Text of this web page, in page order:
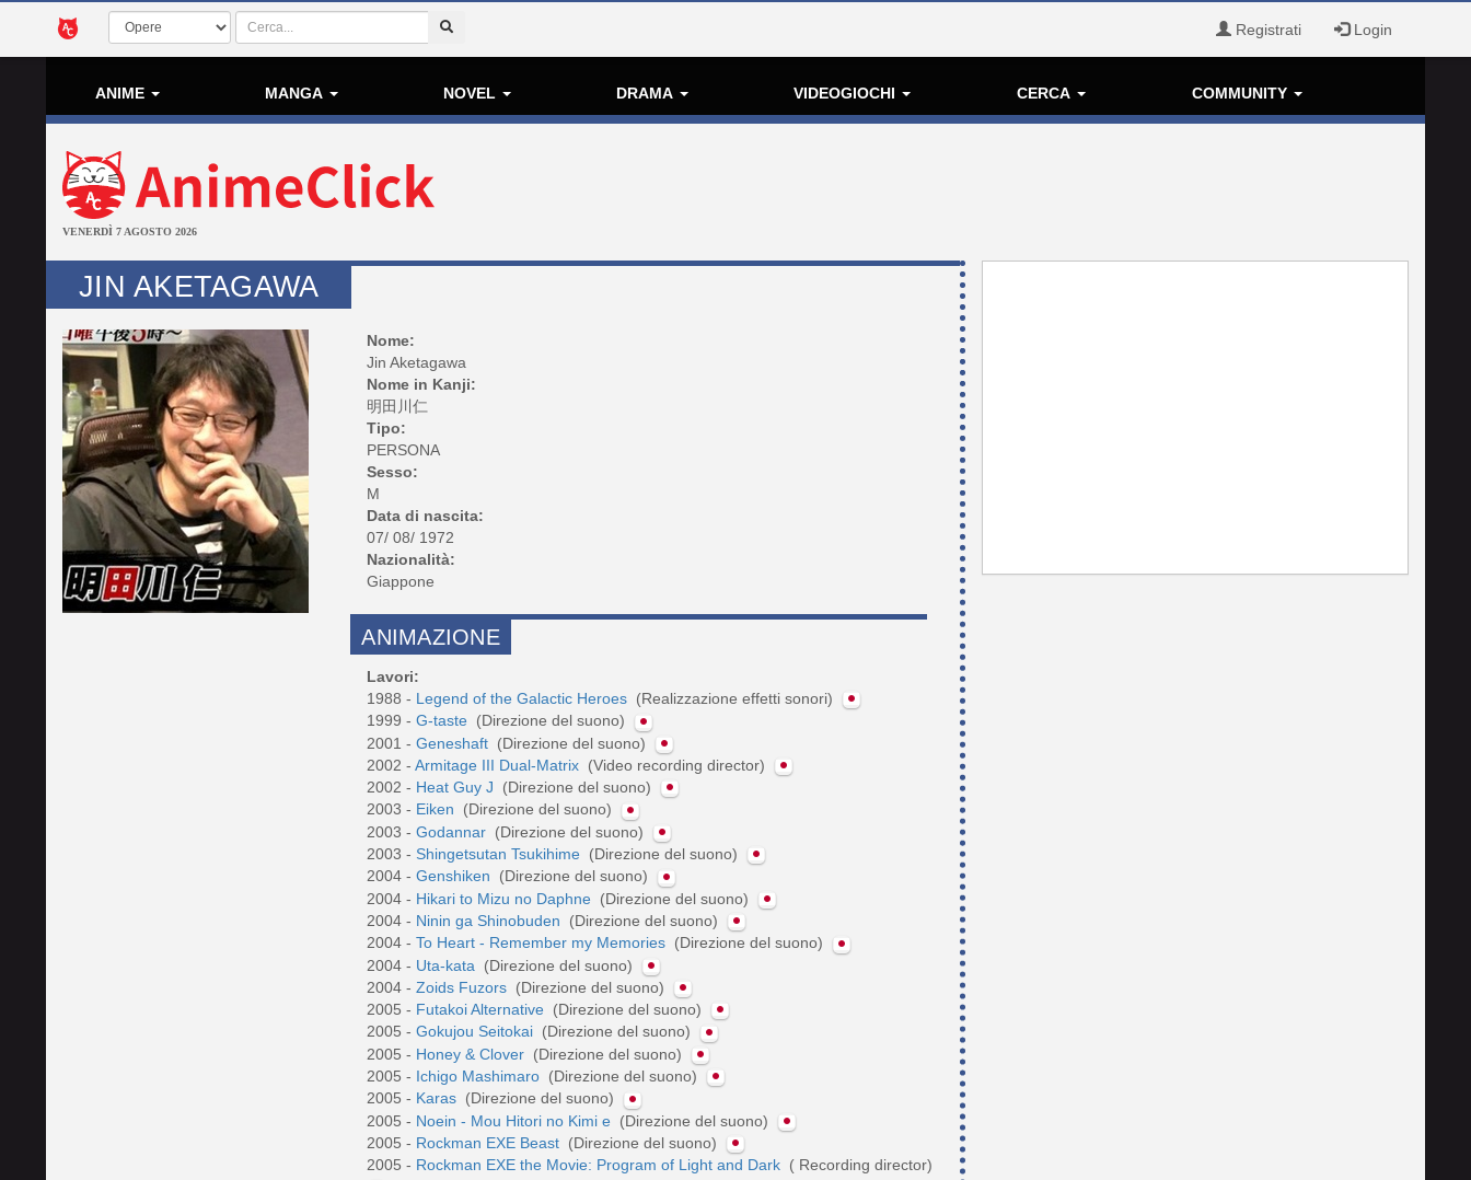
Registrati Login
ANIME MANGA NOVEL DRAMA VIDEOGIOCHI CERCA COMMUNITY
VENERDÌ 7 AGOSTO 2026
JIN AKETAGAWA
Nome:
Jin Aketagawa
Nome in Kanji:
明田川仁
Tipo:
PERSONA
Sesso:
M
Data di nascita:
07/ 08/ 1972
Nazionalità:
Giappone
ANIMAZIONE
Lavori:
1988 - Legend of the Galactic Heroes (Realizzazione effetti sonori)
1999 -G-taste (Direzione del suono)
2001 -Geneshaft (Direzione del suono)
2002 -Armitage III Dual-Matrix (Video recording director)
2002 - Heat Guy J
(Direzione del suono)
2003 - Eiken
(Direzione del suono)
2003 -Godannar (Direzione del suono)
2003 - Shingetsutan Tsukihime (Direzione del suono)
2004 -Genshiken
(Direzione del suono)
2004 - Hikari to Mizu no Daphne (Direzione del suono)
2004 - Ninin ga Shinobuden
(Direzione del suono)
2004 -To Heart - Remember my Memories (Direzione del suono)
2004 - Uta-kata
(Direzione del suono)
2004 -Zoids Fuzors (Direzione del suono)
2005 - Futakoi Alternative (Direzione del suono)
2005 -Gokujou Seitokai (Direzione del suono)
2005 - Honey & Clover (Direzione del suono)
2005 - Ichigo Mashimaro (Direzione del suono)
2005 - Karas (Direzione del suono)
2005 - Noein - Mou Hitori no Kimi e (Direzione del suono)
2005 - Rockman EXE Beast (Direzione del suono)
2005 - Rockman EXE the Movie: Program of Light and Dark ( Recording director)